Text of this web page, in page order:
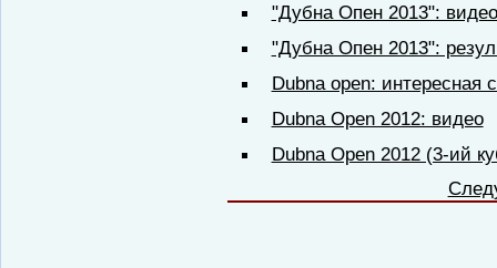
"Дубна Опен 2013": видео
"Дубна Опен 2013":
Dubna open: интересная
Dubna Open 2012: видео
Dubna Open 2012 (3-ий